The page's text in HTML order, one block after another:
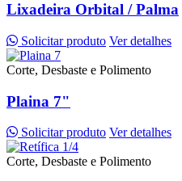
Lixadeira Orbital / Palma
Solicitar produto Ver detalhes
Corte, Desbaste e Polimento
Plaina 7"
Solicitar produto Ver detalhes
Corte, Desbaste e Polimento